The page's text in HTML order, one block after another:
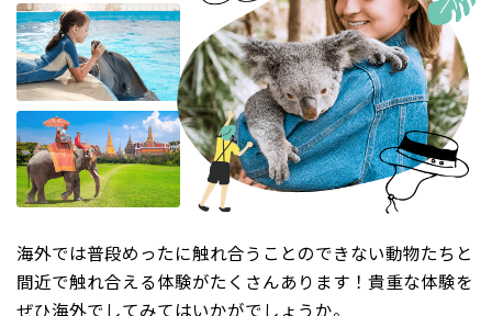
海外では普段めったに触れ合うことのできない動物たちと
間近で触れ合える体験がたくさんあります！貴重な体験を
ぜひ海外でしてみてはいかがでしょうか。